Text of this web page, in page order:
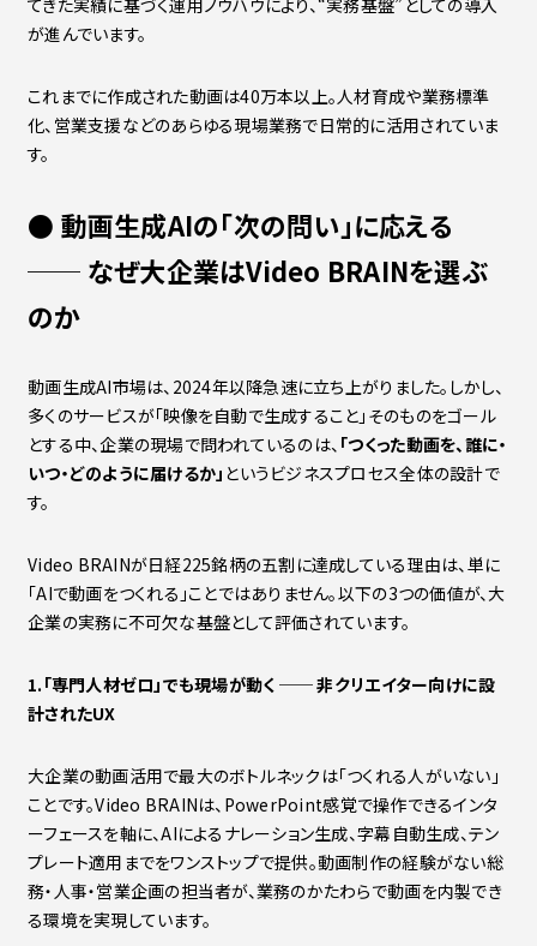
てきた実績に基づく運用ノウハウにより、“実務基盤”としての導入
が進んでいます。
これまでに作成された動画は40万本以上。人材育成や業務標準
化、営業支援などのあらゆる現場業務で日常的に活用されていま
す。
● 動画生成AIの「次の問い」に応える
── なぜ大企業はVideo BRAINを選ぶ
のか
動画生成AI市場は、2024年以降急速に立ち上がりました。しかし、
多くのサービスが「映像を自動で生成すること」そのものをゴール
とする中、企業の現場で問われているのは、 「つくった動画を、誰に・
いつ・どのように届けるか」 というビジネスプロセス全体の設計で
す。
Video BRAINが日経225銘柄の五割に達成している理由は、単に
「AIで動画をつくれる」ことではありません。以下の3つの価値が、大
企業の実務に不可欠な基盤として評価されています。
1.「専門人材ゼロ」でも現場が動く ──非クリエイター向けに設
計されたUX
大企業の動画活用で最大のボトルネックは「つくれる人がいない」
ことです。Video BRAINは、PowerPoint感覚で操作できるインタ
ーフェースを軸に、AIによるナレーション生成、字幕自動生成、テン
プレート適用までをワンストップで提供。動画制作の経験がない総
務・人事・営業企画の担当者が、業務のかたわらで動画を内製でき
る環境を実現しています。